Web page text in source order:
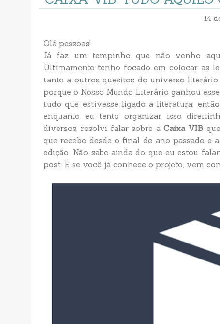
14
Olá pessoas!
Já faz um tempinho que não venho
Ultimamente tenho focado em colocar as
tanto a outros quesitos do universo
porque o Nosso Mundo Literário ganhou
tudo que estivesse ligado a literatura,
enquanto eu tento organizar isso
diversos, resolvi falar sobre a Caixa VIB
que recebo desde o final do ano passado
edição. Não sabe ainda do que eu estou
post. E se você já conhece o projeto, vem